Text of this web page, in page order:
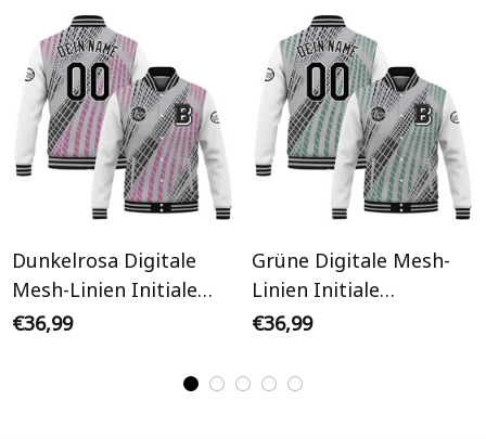
Dunkelrosa Digitale
Mesh-Linien Initiale
Personalisiertes Varsity
€36,99
Grüne Digitale Mesh-
Linien Initiale
Personalisiertes Varsity
€36,99